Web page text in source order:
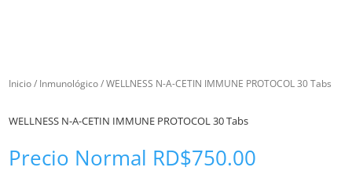
Inicio/ Inmunológico/ WELLNESS N-A-CETIN IMMUNE PROTOCOL 30 Tabs
WELLNESS N-A-CETIN IMMUNE PROTOCOL 30 Tabs
Precio Normal RD$750.00